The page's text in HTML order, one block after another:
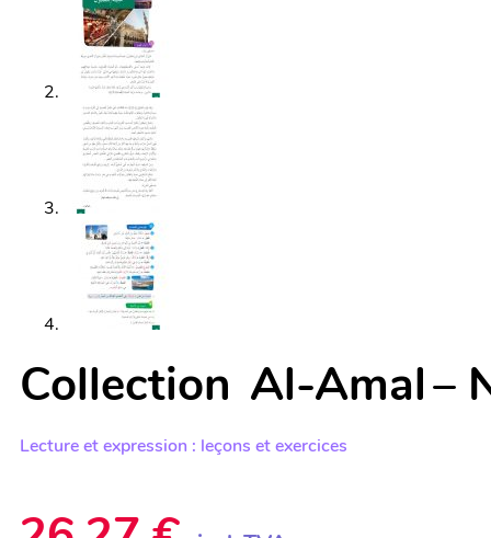
Collection Al-Amal –
Lecture et expression : leçons et exercices